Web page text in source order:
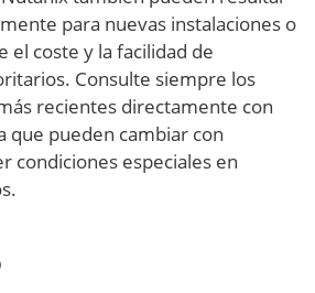
para nuevas instalaciones o
el coste y la facilidad de
Consulte siempre los
recientes directamente con
que pueden cambiar con
condiciones especiales en